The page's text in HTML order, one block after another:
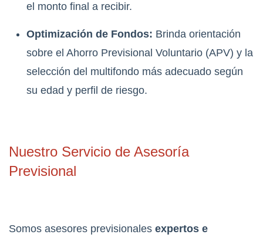
el monto final a recibir.
Optimización de Fondos: Brinda orientación
sobre el Ahorro Previsional Voluntario (APV) y la
selección del multifondo más adecuado según
su edad y perfil de riesgo.
Nuestro Servicio de Asesoría
Previsional
Somos asesores previsionales expertos e